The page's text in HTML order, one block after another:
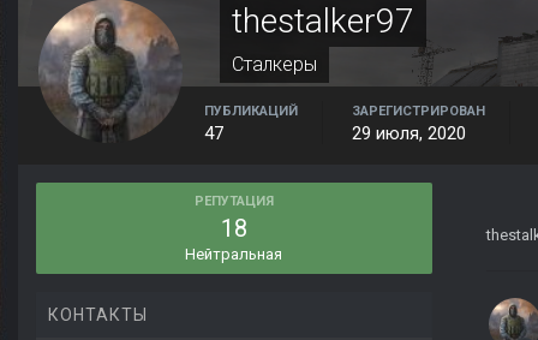
thestalker97
Сталкеры
ПУБЛИКАЦИЙ
47
ЗАРЕГИСТРИРОВАН
29 июля, 2020
РЕПУТАЦИЯ
18
Нейтральная
КОНТАКТЫ